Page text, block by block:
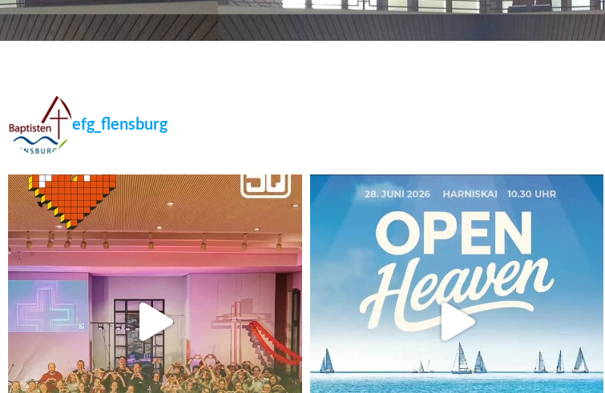
efg_flensburg